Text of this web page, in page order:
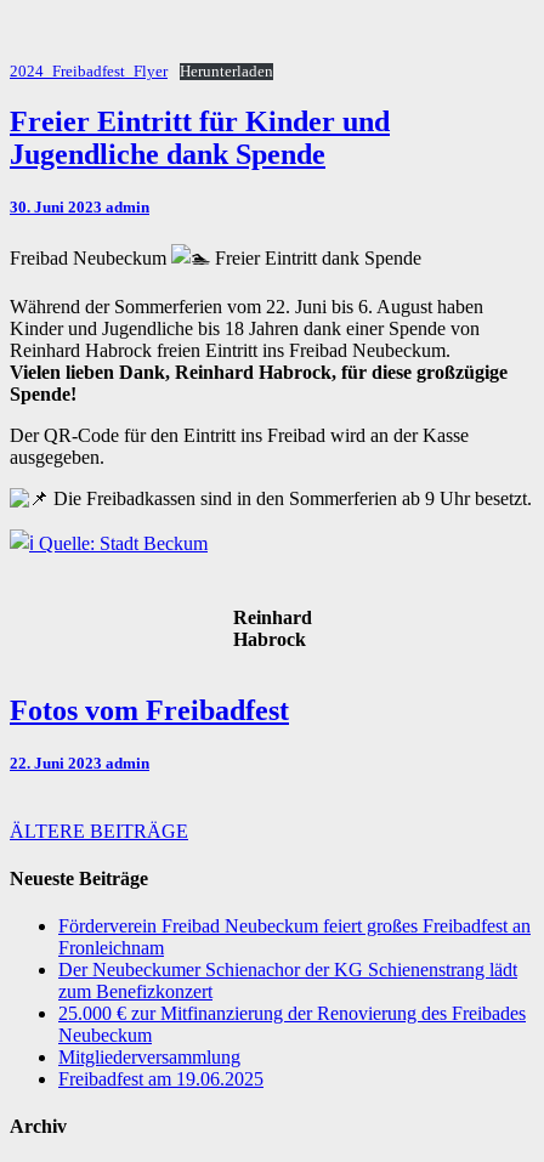
2024_Freibadfest_Flyer Herunterladen
Freier
Eintritt
für
und
Spende
Freier Eintritt für Kinder und
Jugendliche dank Spende
30. Juni 2023 admin
Freibad Neubeckum Freier Eintritt dank Spende
Während der Sommerferien vom 22. Juni bis 6. August haben
Kinder und Jugendliche bis 18 Jahren dank einer Spende von
Reinhard Habrock freien Eintritt ins Freibad Neubeckum.
Vielen lieben Dank, Reinhard Habrock, für diese großzügige
Spende!
Der QR-Code für den Eintritt ins Freibad wird an der Kasse
ausgegeben.
Die Freibadkassen sind in den Sommerferien ab 9 Uhr besetzt.
Quelle: Stadt Beckum
Reinhard
Habrock
Fotos
vom
Fotos vom Freibadfest
22. Juni 2023 admin
Beitrags-
Navigation
ÄLTERE BEITRÄGE
Neueste Beiträge
Förderverein Freibad Neubeckum feiert großes Freibadfest an
Fronleichnam
Der Neubeckumer Schienachor der KG Schienenstrang lädt
zum Benefizkonzert
25.000 € zur Mitfinanzierung der Renovierung des Freibades
Neubeckum
Mitgliederversammlung
Freibadfest am 19.06.2025
Archiv